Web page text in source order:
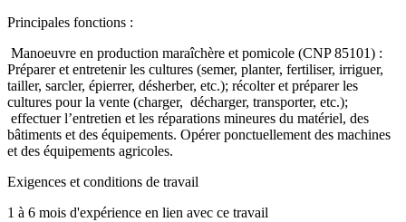
Principales fonctions :
Manoeuvre en production maraîchère et pomicole (CNP 85101) :
Préparer et entretenir les cultures (semer, planter, fertiliser, irriguer,
tailler, sarcler, épierrer, désherber, etc.); récolter et préparer les
cultures pour la vente (charger, décharger, transporter, etc.);
effectuer l’entretien et les réparations mineures du matériel, des
bâtiments et des équipements. Opérer ponctuellement des machines
et des équipements agricoles.
Exigences et conditions de travail
1 à 6 mois d'expérience en lien avec ce travail